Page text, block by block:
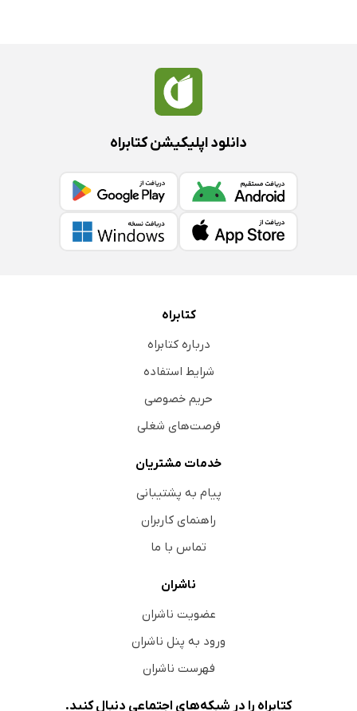
دانلود اپلیکیشن کتابراه
کتابراه
درباره کتابراه
شرایط استفاده
حریم خصوصی
فرصت‌های شغلی
خدمات مشتریان
پیام به پشتیبانی
راهنمای کاربران
تماس با ما
ناشران
عضویت ناشران
ورود به پنل ناشران
فهرست ناشران
کتابراه را در شبکه‌های اجتماعی دنبال کنید.